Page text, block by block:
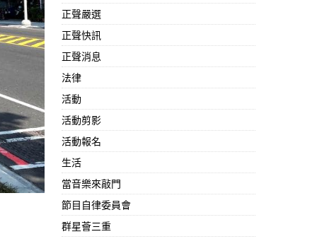
正聲嚴選
正聲快訊
正聲消息
法律
活動
活動剪影
活動報名
生活
當音樂來敲門
節目自律委員會
群星薈三重